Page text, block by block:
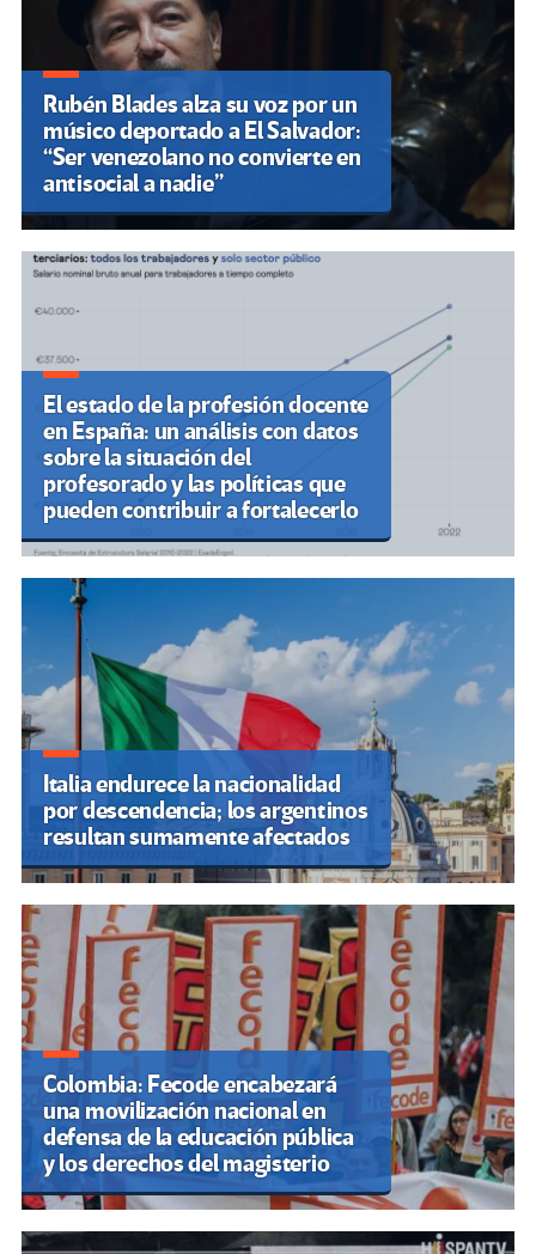
Rubén Blades alza su voz por un
músico deportado a El Salvador:
“Ser venezolano no convierte en
antisocial a nadie”
El estado de la profesión docente
en España: un análisis con datos
sobre la situación del
profesorado y las políticas que
pueden contribuir a fortalecerlo
Italia endurece la nacionalidad
por descendencia; los argentinos
resultan sumamente afectados
Colombia: Fecode encabezará
una movilización nacional en
defensa de la educación pública
y los derechos del magisterio